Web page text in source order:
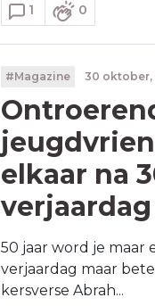
1 0
#Magazine 30 oktober,
elkaar na
verjaardag
50 jaar word je maar
verjaardag maar
kersverse Abrah...